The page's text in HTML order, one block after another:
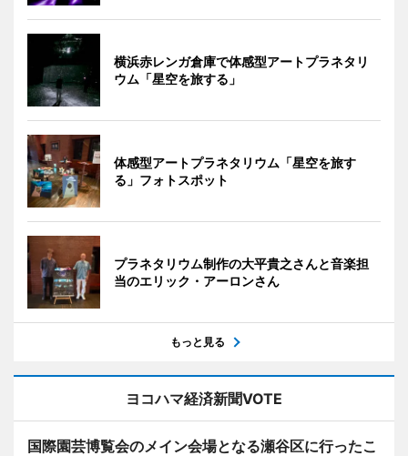
横浜赤レンガ倉庫で体感型アートプラネタリ
ウム「星空を旅する」
体感型アートプラネタリウム「星空を旅す
る」フォトスポット
プラネタリウム制作の大平貴之さんと音楽担
当のエリック・アーロンさん
もっと見る
ヨコハマ経済新聞VOTE
国際園芸博覧会のメイン会場となる瀬谷区に行ったこ